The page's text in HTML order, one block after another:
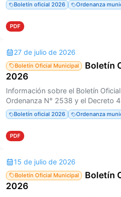
Boletín oficial 2026 Ordenanza
PDF
27 de julio de 2026
Boletín Oficial Municipal
Boletín
2026
Información sobre el Boletín
Ordenanza N° 2538 y el Decreto
Boletín oficial 2026 Ordenanza
PDF
15 de julio de 2026
Boletín Oficial Municipal
Boletín
2026